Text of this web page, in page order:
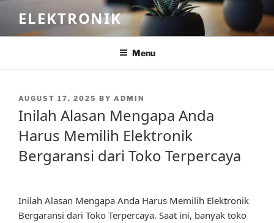
content
ELEKTRONIK
Menu
POSTED
AUGUST 17, 2025 BY ADMIN
Inilah Alasan Mengapa Anda
Harus Memilih Elektronik
Bergaransi dari Toko Terpercaya
Inilah Alasan Mengapa Anda Harus Memilih Elektronik
Bergaransi dari Toko Terpercaya. Saat ini, banyak toko